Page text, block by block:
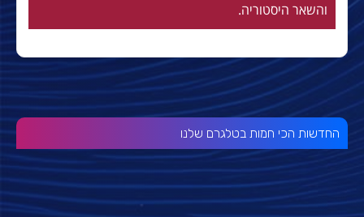
והשאר היסטוריה.
החדשות הכי חמות בטלגרם שלנו